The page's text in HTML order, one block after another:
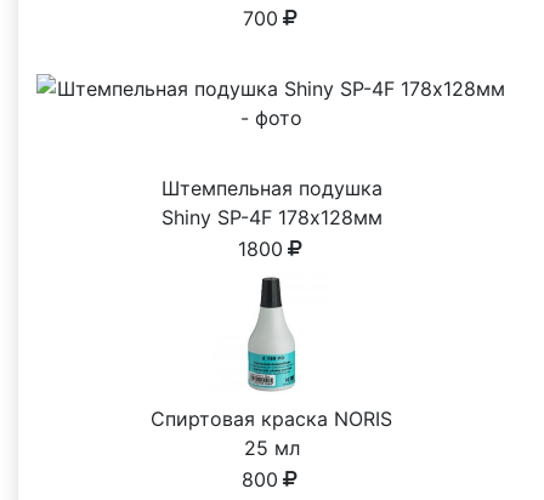
700
Штемпельная подушка
Shiny SP-4F 178х128мм
1800
Спиртовая краска NORIS
25 мл
800